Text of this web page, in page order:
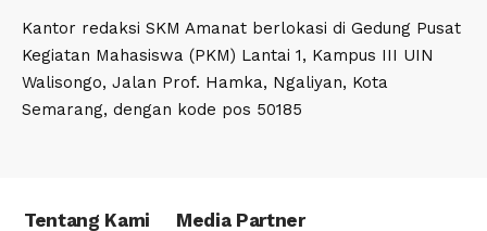
Kantor redaksi SKM Amanat berlokasi di Gedung Pusat
Kegiatan Mahasiswa (PKM) Lantai 1, Kampus III UIN
Walisongo, Jalan Prof. Hamka, Ngaliyan, Kota
Semarang, dengan kode pos 50185
Tentang Kami Media Partner